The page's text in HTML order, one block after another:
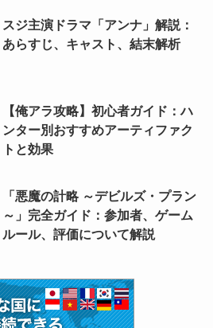
スジ主演ドラマ「アンナ」解説：
あらすじ、キャスト、結末解析
【俺アラ攻略】初心者ガイド：ハ
ンター別おすすめアーティファク
トと効果
「悪魔の計略 ～デビルズ・プラン
～」完全ガイド：参加者、ゲーム
ルール、評価について解説